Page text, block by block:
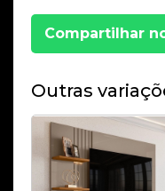
Compartilhar
Outras